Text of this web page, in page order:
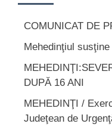
COMUNICAT DE
Mehedinţiul
DUPĂ 16 ANI
MEHEDINŢI /
Judeţean de